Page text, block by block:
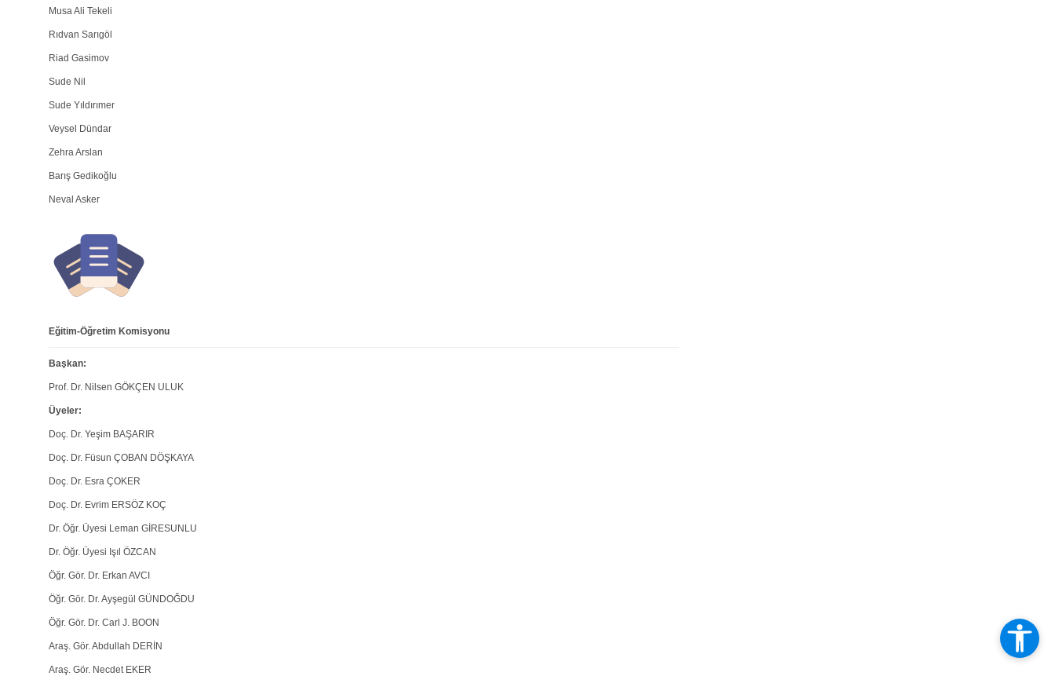
Musa Ali Tekeli
Rıdvan Sarıgöl
Riad Gasimov
Sude Nil
Sude Yıldırımer
Veysel Dündar
Zehra Arslan
Barış Gedikoğlu
Neval Asker
Eğitim-Öğretim Komisyonu
Başkan:
Prof. Dr. Nilsen GÖKÇEN ULUK
Üyeler:
Doç. Dr. Yeşim BAŞARIR
Doç. Dr. Füsun ÇOBAN DÖŞKAYA
Doç. Dr. Esra ÇOKER
Doç. Dr. Evrim ERSÖZ KOÇ
Dr. Öğr. Üyesi Leman GİRESUNLU
Dr. Öğr. Üyesi Işıl ÖZCAN
Öğr. Gör. Dr. Erkan AVCI
Öğr. Gör. Dr. Ayşegül GÜNDOĞDU
Öğr. Gör. Dr. Carl J. BOON
Araş. Gör. Abdullah DERİN
Araş. Gör. Necdet EKER